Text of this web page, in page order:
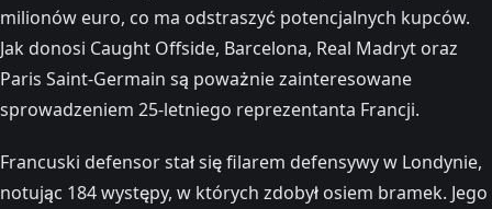
milionów euro, co ma odstraszyć potencjalnych kupców.
Jak donosi Caught Offside, Barcelona, Real Madryt oraz
Paris Saint-Germain są poważnie zainteresowane
sprowadzeniem 25-letniego reprezentanta Francji.
Francuski defensor stał się filarem defensywy w Londynie,
notując 184 występy, w których zdobył osiem bramek. Jego